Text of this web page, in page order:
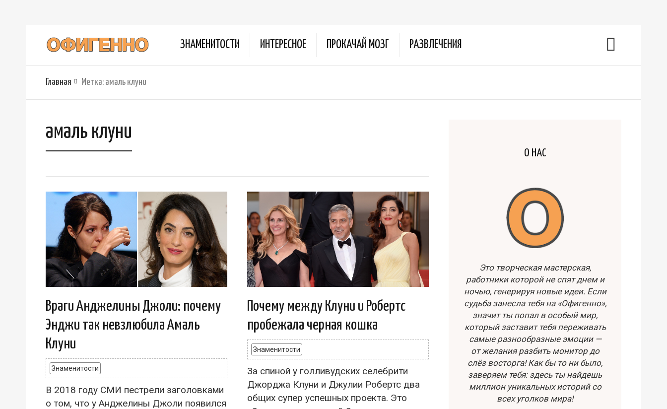
ЗНАМЕНИТОСТИ ИНТЕРЕСНОЕ ПРОКАЧАЙ МОЗГ РАЗВЛЕЧЕНИЯ
Главная Метка: амаль клуни
амаль клуни
Враги Анджелины Джоли: почему
Энджи так невзлюбила Амаль
Клуни
Знаменитости
В 2018 году СМИ пестрели заголовками
о том, что у Анджелины Джоли появился
Почему между Клуни и Робертс
пробежала черная кошка
Знаменитости
За спиной у голливудских селебрити
Джорджа Клуни и Джулии Робертс два
общих супер успешных проекта. Это
О НАС
Это творческая мастерская,
работники которой не спят днем и
ночью, генерируя новые идеи. Если
судьба занесла тебя на «Офигенно»,
значит ты попал в особый мир,
который заставит тебя переживать
самые разнообразные эмоции —
от желания разбить монитор до
слёз восторга! Как бы то ни было,
заверяем тебя: здесь ты найдешь
миллион уникальных историй со
всех уголков мира!